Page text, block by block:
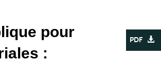
pour
:
PDF